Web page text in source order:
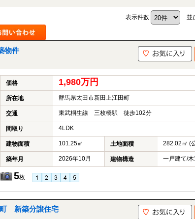
表示件数 並
物件
価格 1,980万円
所在地 群馬県太田市新田上江田町
交通 東武桐生線 三枚橋駅 徒歩102分
間取り 4LDK
建物面積 101.25㎡ 土地面積 282.02㎡ (
築年月 2026年10月 建物構造 一戸建て/木
5枚
町 新築分譲住宅